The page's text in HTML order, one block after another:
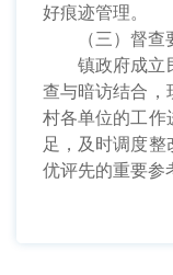
好痕迹管理。
（三）督
镇政府成立
查与暗访结合，
村各单位的工作
足，及时调度
优评先的重要参